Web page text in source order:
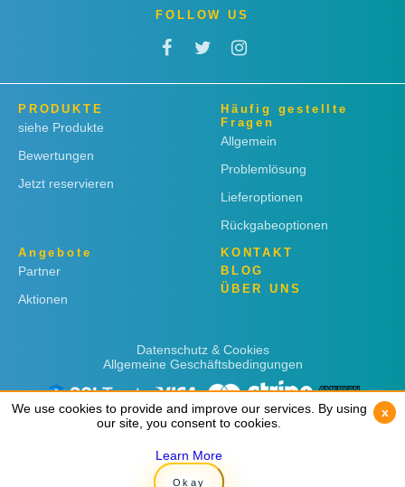
FOLLOW US
PRODUKTE
siehe Produkte
Bewertungen
Jetzt reservieren
Häufig gestellte
Fragen
Allgemein
Problemlösung
Lieferoptionen
Rückgabeoptionen
Angebote
Partner
Aktionen
KONTAKT
BLOG
ÜBER UNS
Datenschutz & Cookies
Allgemeine Geschäftsbedingungen
Copyright © 2019 Rent 'n Connect
We use cookies to provide and improve our services. By using
our site, you consent to cookies.
Learn More
Okay
x
We use cookies to provide and improve our services. By using
our site, you consent to cookies.
Learn More
Okay
x